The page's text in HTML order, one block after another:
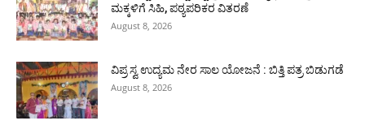
ಮಕ್ಕಳಿಗೆ ಸಿಹಿ, ಪಠ್ಯಪರಿಕರ ವಿತರಣೆ
August 8, 2026
ವಿಪ್ರ ಸ್ವ ಉದ್ಯಮ ನೇರ ಸಾಲ ಯೋಜನೆ : ಬಿತ್ತಿ ಪತ್ರ ಬಿಡುಗಡೆ
August 8, 2026